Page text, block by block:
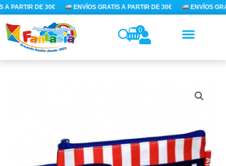
Ir
al
contenido
A PARTIR DE 30€ ENVÍOS GRATIS A PARTIR DE 30€ ENVÍOS
0